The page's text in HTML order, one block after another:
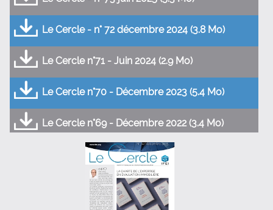
Le Cercle - n° 72 décembre 2024 (3.8 Mo)
Le Cercle n°71 - Juin 2024 (2.9 Mo)
Le Cercle n°70 - Décembre 2023 (5.4 Mo)
Le Cercle n°69 - Décembre 2022 (3.4 Mo)
Le Cercle n°68 - Juin 2022 (3.5 Mo)
Le Cercle n°67 - Décembre 2021 (2.5 Mo)